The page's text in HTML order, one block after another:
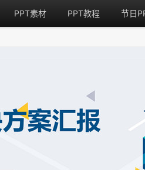
PPT素材 PPT教程 节日